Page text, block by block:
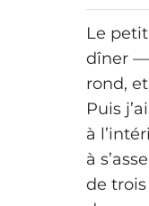
Le
dîner —
rond,
Puis
à
à
de